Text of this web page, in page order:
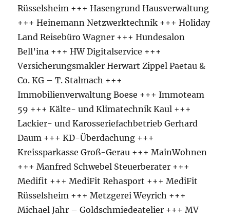
Rüsselsheim +++ Hasengrund Hausverwaltung
+++ Heinemann Netzwerktechnik +++ Holiday
Land Reisebüro Wagner +++ Hundesalon
Bell’ina +++ HW Digitalservice +++
Versicherungsmakler Herwart Zippel Paetau &
Co. KG – T. Stalmach +++
Immobilienverwaltung Boese +++ Immoteam
59 +++ Kälte- und Klimatechnik Kaul +++
Lackier- und Karosseriefachbetrieb Gerhard
Daum +++ KD-Überdachung +++
Kreissparkasse Groß-Gerau +++ MainWohnen
+++ Manfred Schwebel Steuerberater +++
Medifit +++ MediFit Rehasport +++ MediFit
Rüsselsheim +++ Metzgerei Weyrich +++
Michael Jahr – Goldschmiedeatelier +++ MV